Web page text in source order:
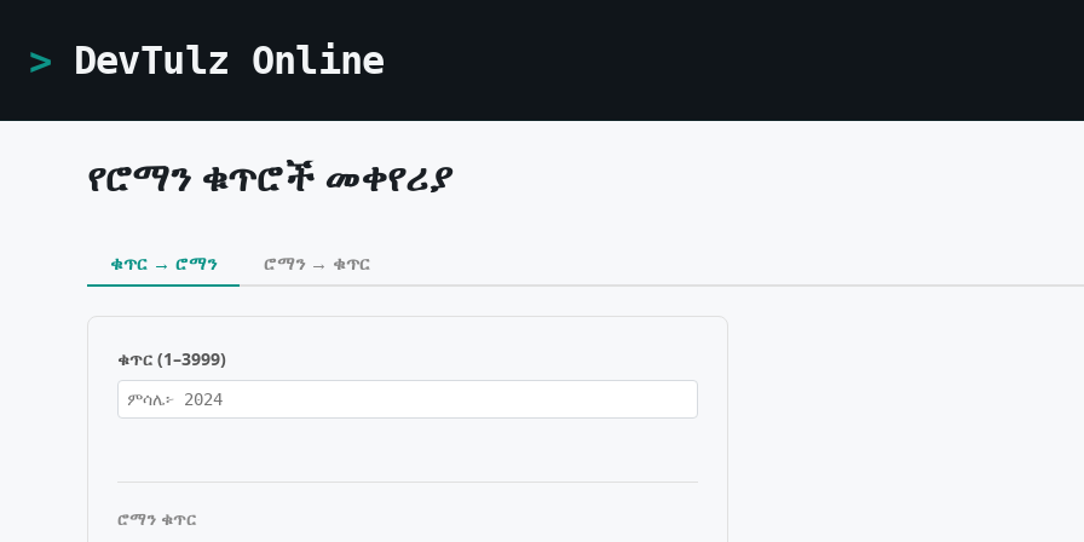
DevTulz Online
የሮማን ቁጥሮች መቀየሪያ
ቁጥር → ሮማን ሮማን → ቁጥር
ቁጥር (1–3999)
ሮማን ቁጥር